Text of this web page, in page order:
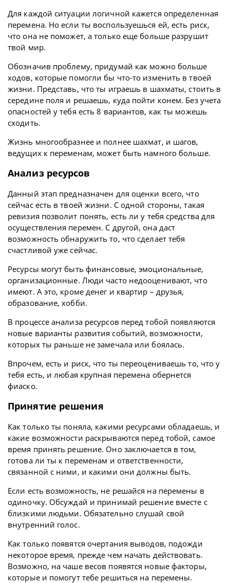
Для каждой ситуации логичной кажется определенная
перемена. Но если ты воспользуешься ей, есть риск,
что она не поможет, а только еще больше разрушит
твой мир.
Обозначив проблему, придумай как можно больше
ходов, которые помогли бы что-то изменить в твоей
жизни. Представь, что ты играешь в шахматы, стоить в
середине поля и решаешь, куда пойти конем. Без учета
опасностей у тебя есть 8 вариантов, как ты можешь
сходить.
Жизнь многообразнее и полнее шахмат, и шагов,
ведущих к переменам, может быть намного больше.
Анализ ресурсов
Данный этап предназначен для оценки всего, что
сейчас есть в твоей жизни. С одной стороны, такая
ревизия позволит понять, есть ли у тебя средства для
осуществления перемен. С другой, она даст
возможность обнаружить то, что сделает тебя
счастливой уже сейчас.
Ресурсы могут быть финансовые, эмоциональные,
организационные. Люди часто недооценивают, что
имеют. А это, кроме денег и квартир – друзья,
образование, хобби.
В процессе анализа ресурсов перед тобой появляются
новые варианты развития событий, возможности,
которых ты раньше не замечала или боялась.
Впрочем, есть и риск, что ты переоцениваешь то, что у
тебя есть, и любая крупная перемена обернется
фиаско.
Принятие решения
Как только ты поняла, какими ресурсами обладаешь, и
какие возможности раскрываются перед тобой, самое
время принять решение. Оно заключается в том,
готова ли ты к переменам и ответственности,
связанной с ними, и какими они должны быть.
Если есть возможность, не решайся на перемены в
одиночку. Обсуждай и принимай решение вместе с
близкими людьми. Обязательно слушай свой
внутренний голос.
Как только появятся очертания выводов, подожди
некоторое время, прежде чем начать действовать.
Возможно, на чаше весов появятся новые факторы,
которые и помогут тебе решиться на перемены.